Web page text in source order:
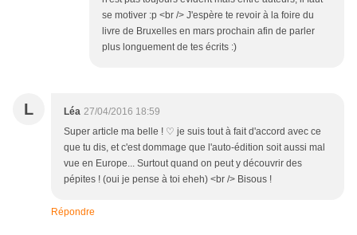
se motiver :p <br /> J'espère te revoir à la foire du
livre de Bruxelles en mars prochain afin de parler
plus longuement de tes écrits :)
L Léa 27/04/2016 18:59
Super article ma belle ! ♡ je suis tout à fait d'accord avec ce
que tu dis, et c'est dommage que l'auto-édition soit aussi mal
vue en Europe... Surtout quand on peut y découvrir des
pépites ! (oui je pense à toi eheh) <br /> Bisous !
Répondre